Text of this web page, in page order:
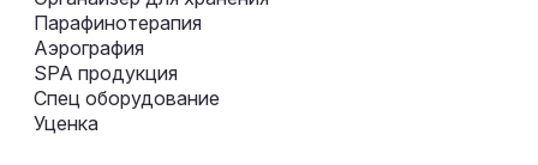
Парафинотерапия
Аэрография
SPA продукция
Спец оборудование
Уценка